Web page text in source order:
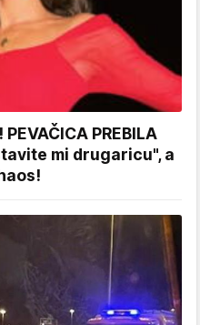
PREBILA
mi drugaricu", a